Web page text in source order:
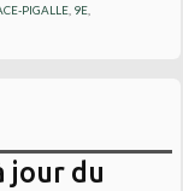
PIGALLE 9E
jour du